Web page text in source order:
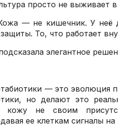
просто не выживает
— не кишечник. У неё
То, что работает
элегантное
— это эволюция
но делают это
кожу не своим
ее клеткам сигналы